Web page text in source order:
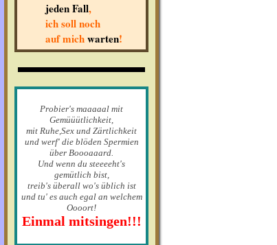
jeden Fall,
ich soll noch
auf michwarten!
Probier's maaaaal mit
Gemüüütlichkeit,
mit Ruhe,Sex und Zärtlichkeit
und werf' die blöden Spermien
über Boooaaard.
Und wenn du steeeeht's
gemütlich bist,
treib's überall wo's üblich ist
und tu' es auch egal an welchem
Oooort!
Einmal mitsingen!!!